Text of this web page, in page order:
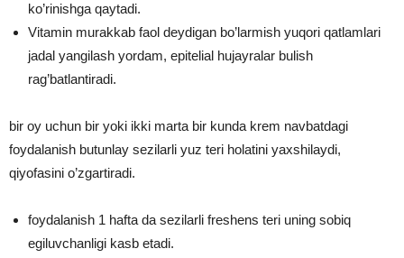
ko’rinishga qaytadi.
Vitamin murakkab faol deydigan bo’larmish yuqori qatlamlari
jadal yangilash yordam, epitelial hujayralar bulish
rag’batlantiradi.
bir oy uchun bir yoki ikki marta bir kunda krem ​​navbatdagi
foydalanish butunlay sezilarli yuz teri holatini yaxshilaydi,
qiyofasini o’zgartiradi.
foydalanish 1 hafta da sezilarli freshens teri uning sobiq
egiluvchanligi kasb etadi.